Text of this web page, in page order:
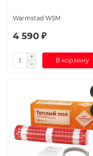
Warmstad WSM
4 590 ₽
В корзину